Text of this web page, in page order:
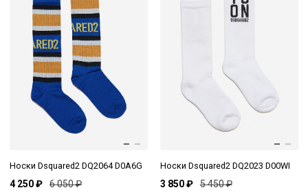
Носки Dsquared2 DQ2064 D0A6G
4 250 ₽ 6 050 ₽
Носки Dsquared2 DQ2023 D00WI
3 850 ₽ 5 450 ₽